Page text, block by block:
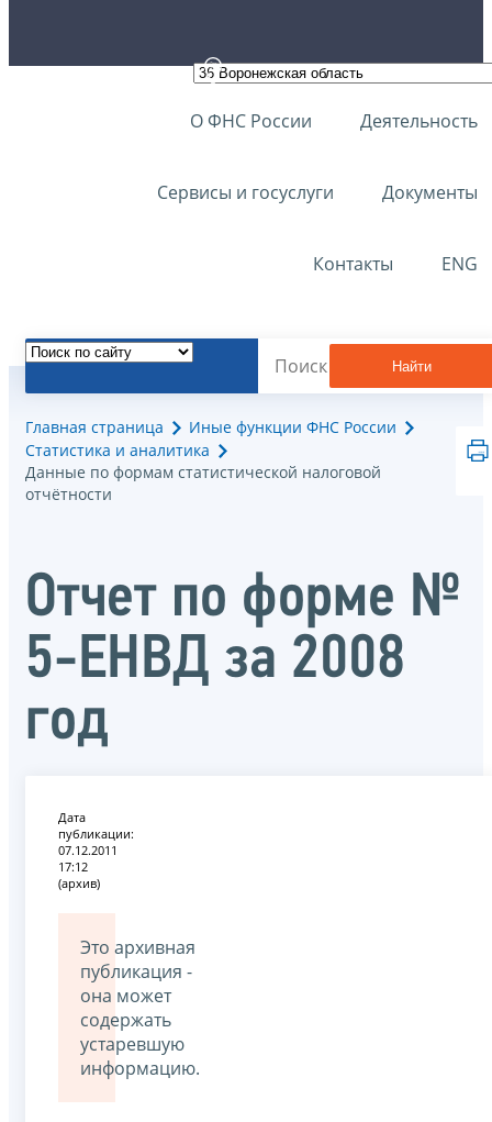
О ФНС России Деятельность
Сервисы и госуслуги Документы
Контакты ENG
Найти
Главная страница
Иные функции ФНС России
Статистика и аналитика
Данные по формам статистической налоговой
отчётности
Отчет по форме №
5-ЕНВД за 2008
год
Дата
публикации:
07.12.2011
17:12
(архив)
Это архивная
публикация -
она может
содержать
устаревшую
информацию.